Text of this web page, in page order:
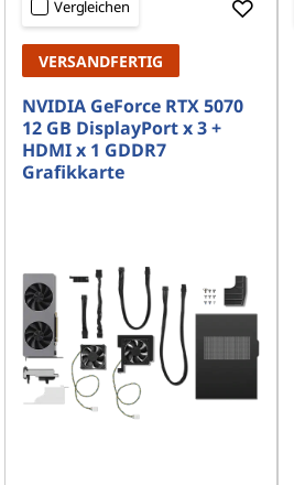
Vergleichen
VERSANDFERTIG
NVIDIA GeForce RTX 5070
12 GB DisplayPort x 3 +
HDMI x 1 GDDR7
Grafikkarte